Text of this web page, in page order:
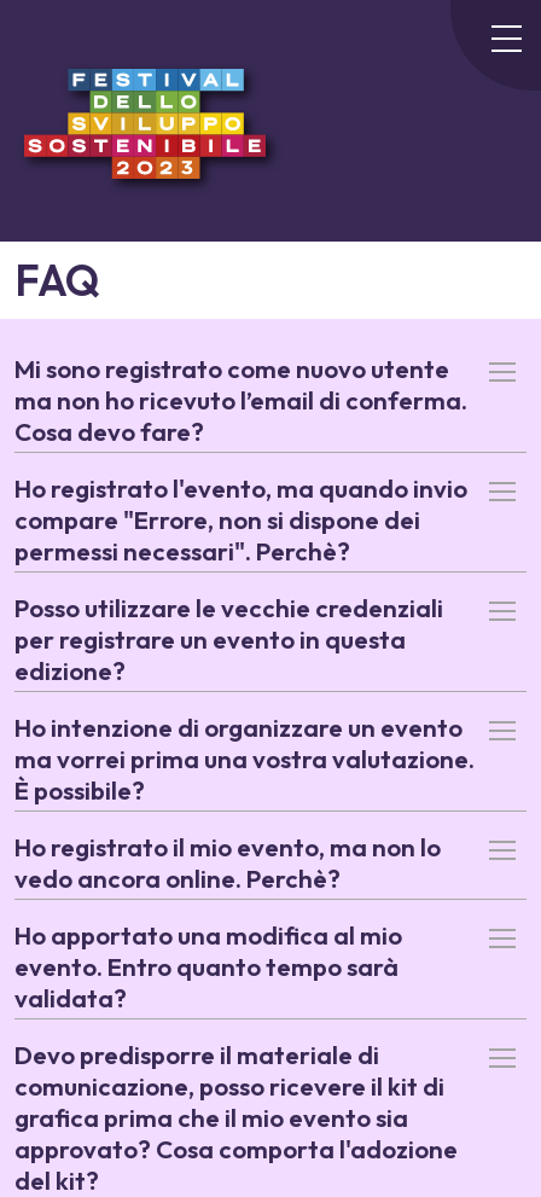
FAQ
Mi sono registrato come nuovo utente
ma non ho ricevuto l’email di conferma.
Cosa devo fare?
Ho registrato l'evento, ma quando invio
compare "Errore, non si dispone dei
permessi necessari". Perchè?
Posso utilizzare le vecchie credenziali
per registrare un evento in questa
edizione?
Ho intenzione di organizzare un evento
ma vorrei prima una vostra valutazione.
È possibile?
Ho registrato il mio evento, ma non lo
vedo ancora online. Perchè?
Ho apportato una modifica al mio
evento. Entro quanto tempo sarà
validata?
Devo predisporre il materiale di
comunicazione, posso ricevere il kit di
grafica prima che il mio evento sia
approvato? Cosa comporta l'adozione
del kit?